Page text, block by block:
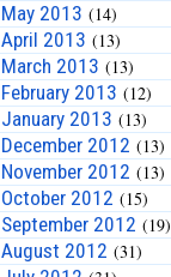
May 2013 (14)
April 2013 (13)
March 2013 (13)
February 2013 (12)
January 2013 (13)
December 2012 (13)
November 2012 (13)
October 2012 (15)
September 2012 (19)
August 2012 (31)